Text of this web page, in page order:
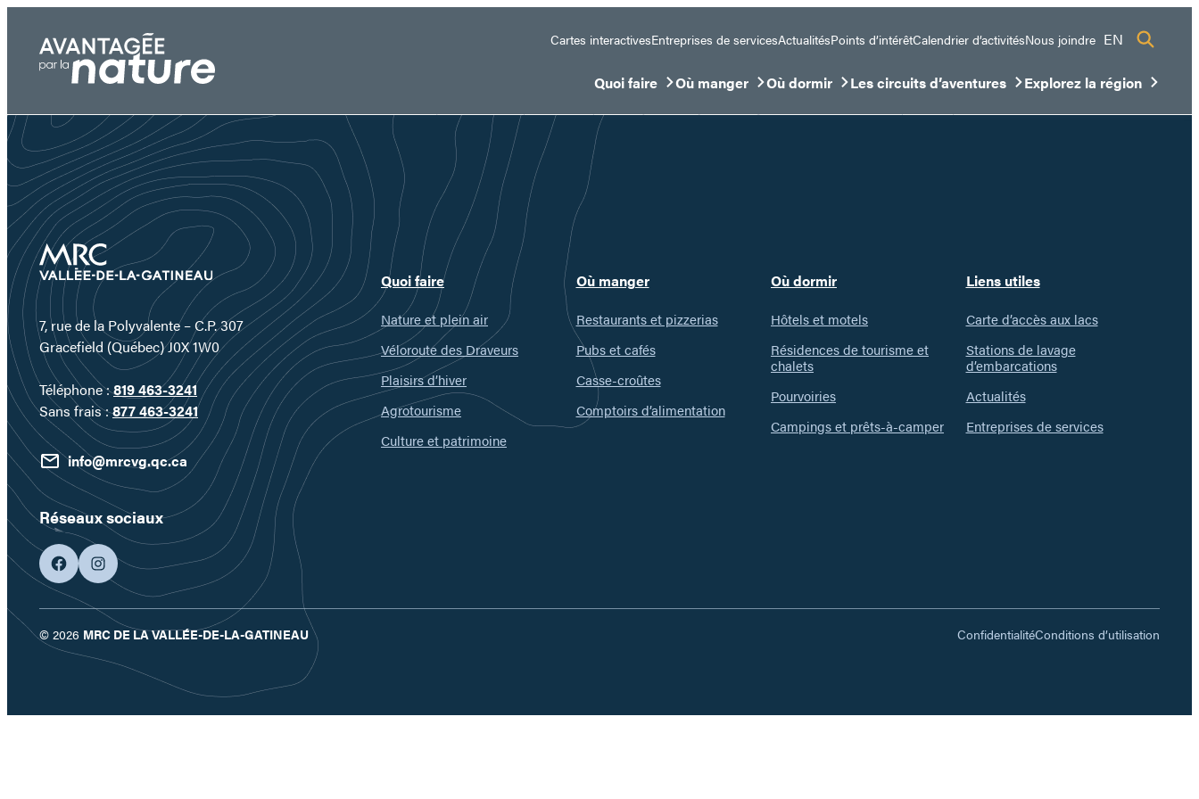
contenu
Cartes interactivesEntreprises de servicesActualitésPoints d’intérêtCalendrier d’activitésNous joindre EN
Quoi faire
Ouvrir/Fermer le sous-menu
Où manger
Ouvrir/Fermer le sous-menu
Où dormir
Ouvrir/Fermer le sous-menu
Les circuits d’aventures
Ouvrir/Fermer le sous-menuExplorez la région
Ouvrir/Fermer le sous-
7, rue de la Polyvalente – C.P. 307
Gracefield (Québec) J0X 1W0
Téléphone :819 463-3241
Sans frais :877 463-3241
info@mrcvg.qc.ca
Réseaux sociaux
facebookgoogleplus
Quoi faire
Nature et plein air
Véloroute des Draveurs
Plaisirs d’hiver
Agrotourisme
Culture et patrimoine
Où manger
Restaurants et pizzerias
Pubs et cafés
Casse-croûtes
Comptoirs d’alimentation
Où dormir
Hôtels et motels
Résidences de tourisme et
chalets
Pourvoiries
Campings et prêts-à-camper
Liens utiles
Carte d’accès aux lacs
Stations de lavage
d’embarcations
Actualités
Entreprises de services
© 2026 MRC DE LA VALLÉE-DE-LA-GATINEAU ConfidentialitéConditions d’utilisation